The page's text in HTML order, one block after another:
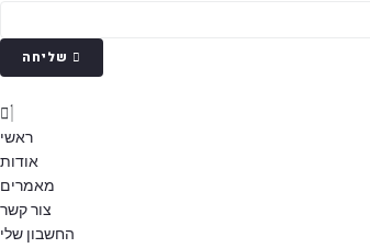
שליחה
ראשי
אודות
מאמרים
צור קשר
החשבון שלי